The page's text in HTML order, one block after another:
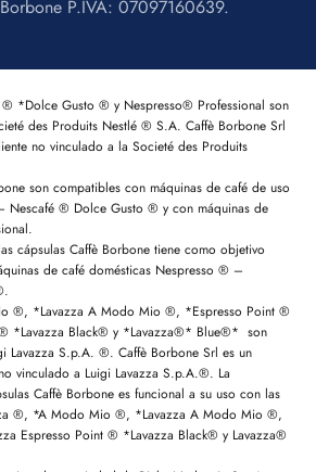
P.IVA: 07097160639.
*Dolce Gusto ® y Nespresso® Professional son
des Produits Nestlé ® S.A. Caffè Borbone Srl
no vinculado a la Societé des Produits
son compatibles con máquinas de café de uso
Nescafé ® Dolce Gusto ® y con máquinas de
cápsulas Caffè Borbone tiene como objetivo
de café domésticas Nespresso ® –
®, *Lavazza A Modo Mio ®, *Espresso Point ®
® *Lavazza Black® y *Lavazza®* Blue®* son
Lavazza S.p.A. ®. Caffè Borbone Srl es un
vinculado a Luigi Lavazza S.p.A.®. La
Caffè Borbone es funcional a su uso con las
®, *A Modo Mio ®, *Lavazza A Modo Mio ®,
Espresso Point ® *Lavazza Black® y Lavazza®